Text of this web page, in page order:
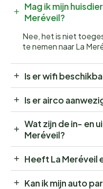
Mag ik mijn
Meréveil?
Nee, het is niet
te nemen naar La
Is er wifi
Is er airco
Wat zijn de in- en
Meréveil?
Heeft La Meréveil
Kan ik mijn auto